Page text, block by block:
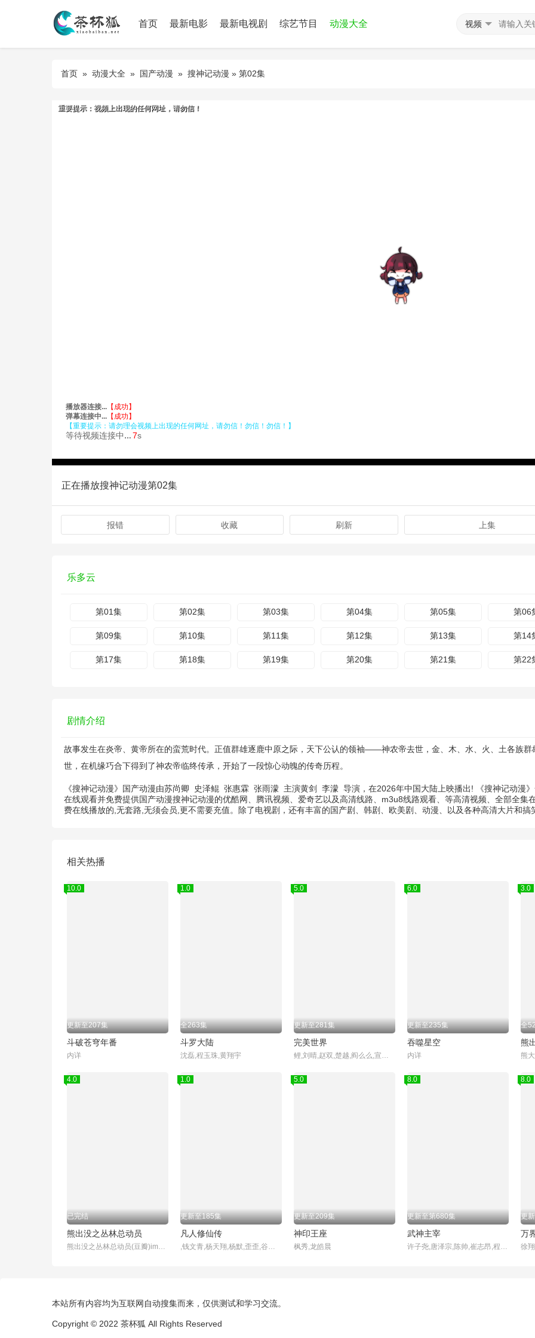
首页 最新电影 最新电视剧 综艺节目 动漫大全 视频
首页 » 动漫大全 » 国产动漫 » 搜神记动漫 » 第02集
正在播放搜神记动漫第02集
报错 收藏 刷新 上集
乐多云
第01集 第02集 第03集 第04集 第05集 第06
第09集 第10集 第11集 第12集 第13集 第14
第17集 第18集 第19集 第20集 第21集 第22
剧情介绍
故事发生在炎帝、黄帝所在的蛮荒时代。正值群雄逐鹿中原之际，天下公认的领袖——神农帝去世，金、木、水、火、土各族
世，在机缘巧合下得到了神农帝临终传承，开始了一段惊心动魄的传奇历程。
《搜神记动漫》国产动漫由苏尚卿 史泽鲲 张惠霖 张雨濛 主演黄剑 李濛 导演，在2026年中国大陆上映播出! 《搜神记动漫
在线观看并免费提供国产动漫搜神记动漫的优酷网、腾讯视频、爱奇艺以及高清线路、m3u8线路观看、等高清视频、全部全集
费在线播放的,无套路,无须会员,更不需要充值。除了电视剧，还有丰富的国产剧、韩剧、欧美剧、动漫、以及各种高清大片和搞
相关热播
10.0
更新至207集
斗破苍穹年番
内详
1.0
全263集
斗罗大陆
沈磊,程玉珠,黄翔宇
5.0
更新至281集
完美世界
鲤,刘晴,赵双,楚越,阎么么,宣晓鸣
6.0
更新至235集
吞噬星空
内详
3.0
全
熊
熊
4.0
已完结
熊出没之丛林总动员
熊出没之丛林总动员(豆瓣)img{max-width:100 ;}登录,注册下载豆瓣客户端豆瓣6.0全新发布×豆瓣扫码直接下载iPhone·Android豆瓣读书电影音乐同城小组阅读FM时间豆品豆瓣电影影讯&购票选电影电视剧排行榜分类影评2019年度榜单2019书影音报告熊出没之丛林总动员(2013)导演:丁亮编剧:徐芸,江波,叶天龙,林汇达类型:喜剧
1.0
更新至185集
凡人修仙传
,钱文青,杨天翔,杨默,歪歪,谷江山
5.0
更新至209集
神印王座
枫秀,龙皓晨
8.0
更新至第680集
武神主宰
许子尧,唐泽宗,陈帅,崔志昂,程振坤
8.0
更
万
徐
本站所有内容均为互联网自动搜集而来，仅供测试和学习交流。
Copyright © 2022 茶杯狐 All Rights Reserved